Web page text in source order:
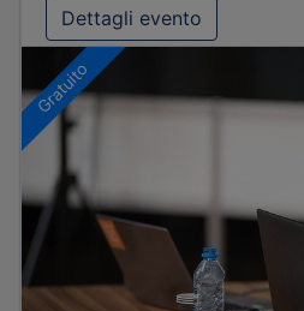
Dettagli evento
Gratuito